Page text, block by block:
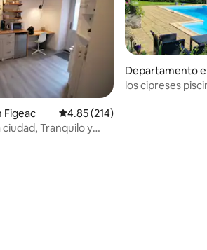
evaluaciones
Figeac Calificación promedio: 4.85 de
4.85 (214)
Tranquilo y
Departamento
los cipreses